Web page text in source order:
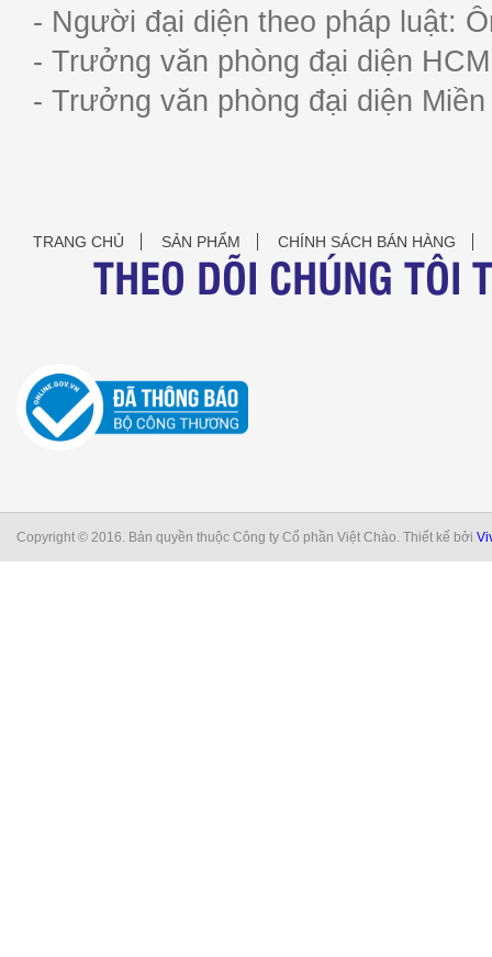
- Người đại diện theo pháp luật:
- Trưởng văn phòng đại diện
- Trưởng văn phòng đại diện
TRANG CHỦ SẢN PHẨM CHÍNH SÁCH BÁN HÀNG
THEO DÕI CHÚNG TÔI
Copyright © 2016. Bản quyền thuộc Công ty Cổ phần Việt Chào. Thiết kế bởi